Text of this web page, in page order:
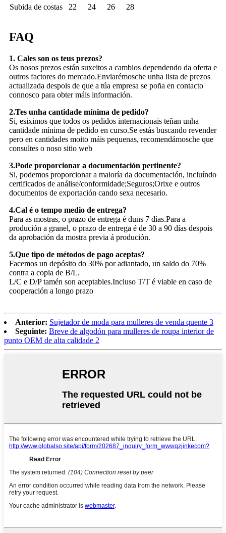
Subida de costas 22 24 26 28
FAQ
1. Cales son os teus prezos?
Os nosos prezos están suxeitos a cambios dependendo da oferta e
outros factores do mercado.Enviarémosche unha lista de prezos
actualizada despois de que a túa empresa se poña en contacto
connosco para obter máis información.
2.Tes unha cantidade mínima de pedido?
Si, esiximos que todos os pedidos internacionais teñan unha
cantidade mínima de pedido en curso.Se estás buscando revender
pero en cantidades moito máis pequenas, recomendámosche que
consultes o noso sitio web
3.Pode proporcionar a documentación pertinente?
Si, podemos proporcionar a maioría da documentación, incluíndo
certificados de análise/conformidade;Seguros;Orixe e outros
documentos de exportación cando sexa necesario.
4.Cal é o tempo medio de entrega?
Para as mostras, o prazo de entrega é duns 7 días.Para a
produción a granel, o prazo de entrega é de 30 a 90 días despois
da aprobación da mostra previa á produción.
5.Que tipo de métodos de pago aceptas?
Facemos un depósito do 30% por adiantado, un saldo do 70%
contra a copia de B/L.
L/C e D/P tamén son aceptables.Incluso T/T é viable en caso de
cooperación a longo prazo
Anterior: Sujetador de moda para mulleres de venda quente 3
Seguinte: Breve de algodón para mulleres de roupa interior de
punto OEM de alta calidade 2